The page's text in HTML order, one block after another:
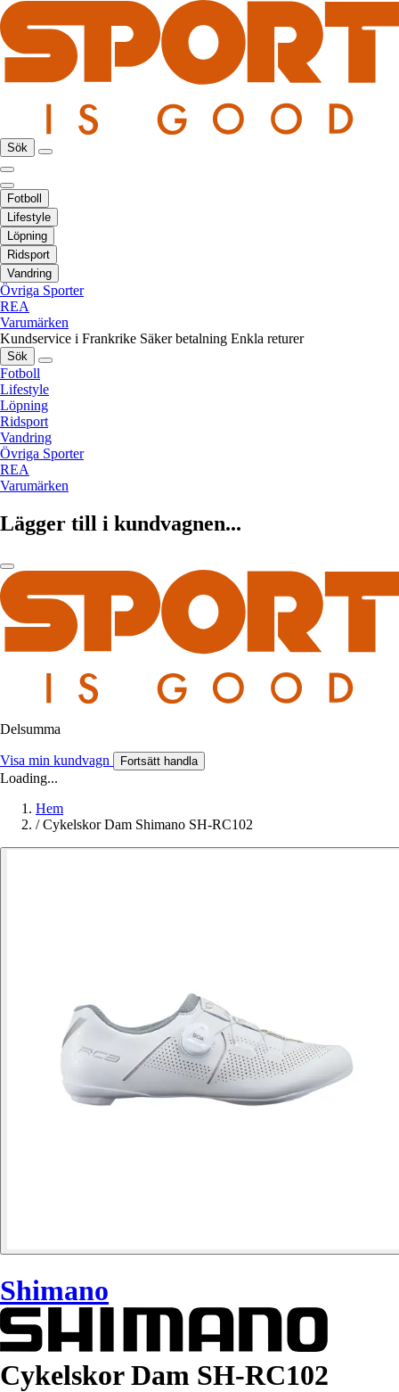
Sök
Fotboll
Lifestyle
Löpning
Ridsport
Vandring
Övriga Sporter
REA
Varumärken
Kundservice i Frankrike Säker betalning Enkla returer
Sök
Fotboll
Lifestyle
Löpning
Ridsport
Vandring
Övriga Sporter
REA
Varumärken
Lägger till i kundvagnen...
Delsumma
Visa min kundvagn Fortsätt handla
Loading...
Hem
/ Cykelskor Dam Shimano SH-RC102
Shimano
Cykelskor Dam SH-RC102